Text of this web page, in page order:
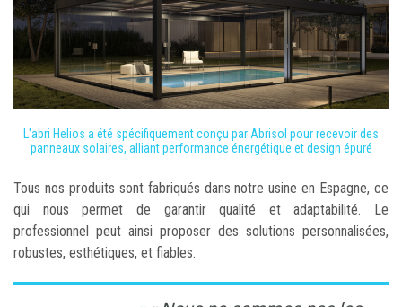
L'abri Helios a été spécifiquement conçu par Abrisol pour recevoir des
panneaux solaires, alliant performance énergétique et design épuré
Tous nos produits sont fabriqués dans notre usine en Espagne, ce
qui nous permet de garantir qualité et adaptabilité. Le
professionnel peut ainsi proposer des solutions personnalisées,
robustes, esthétiques, et fiables.